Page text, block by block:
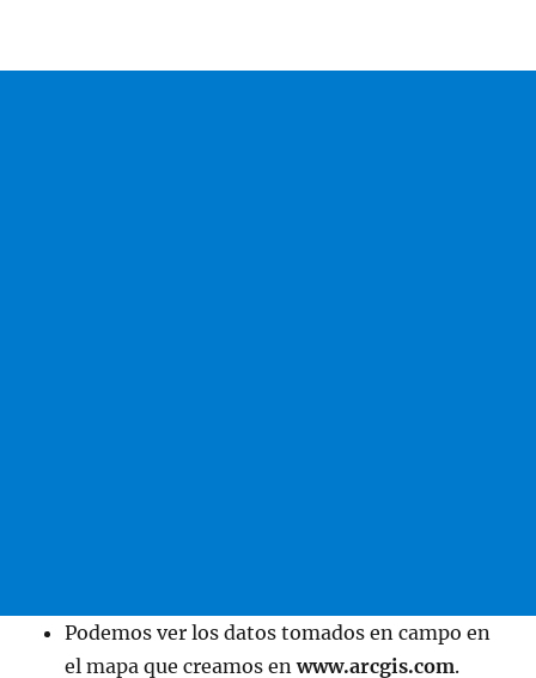
Podemos ver los datos tomados en campo en
el mapa que creamos en www.arcgis.com.